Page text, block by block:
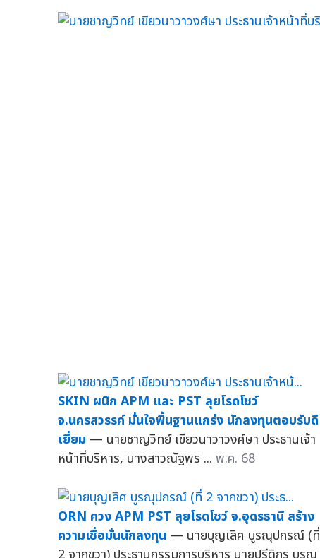
SKIN ผนึก APM และ PST ลุยโรดโชว์
จ.นครสวรรค์ มั่นใจพื้นฐานแกร่ง นักลงทุนตอบรับดี
เยี่ยม — นายชาญวิทย์ เขียวนาวาวงศ์ษา ประธานเจ้า
หน้าที่บริหาร, นางสาวณัฐพร ... พ.ค. 68
ORN ควง APM PST ลุยโรดโชว์ จ.อุดรธานี สร้าง
ความเชื่อมั่นนักลงทุน — นายบุญเลิศ บูรณุปกรณ์ (ที่